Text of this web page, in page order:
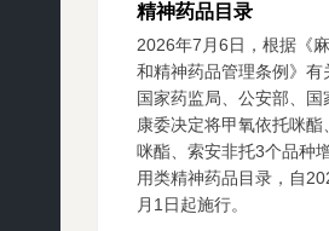
精神药品目录
2026年7月6日，根据《
和精神药品管理条例》有
国家药监局、公安部、国
康委决定将甲氧依托咪酯
咪酯、索安非托3个品种
用类精神药品目录，自
月1日起施行。